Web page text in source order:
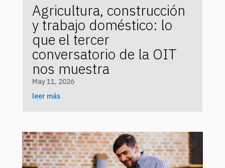
Agricultura, construcción
y trabajo doméstico: lo
que el tercer
conversatorio de la OIT
nos muestra
May 11, 2026
leer más